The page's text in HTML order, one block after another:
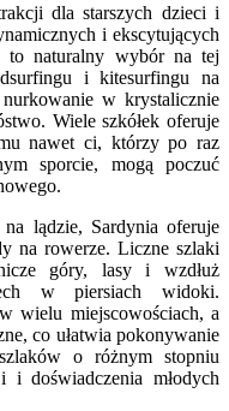
dla starszych dzieci i
i ekscytujących
to naturalny wybór na tej
i kitesurfingu na
w krystalicznie
Wiele szkółek oferuje
nawet ci, którzy po raz
sporcie, mogą poczuć
lądzie, Sardynia oferuje
na rowerze. Liczne szlaki
góry, lasy i wzdłuż
w piersiach widoki.
wielu miejscowościach, a
co ułatwia pokonywanie
o różnym stopniu
i doświadczenia młodych